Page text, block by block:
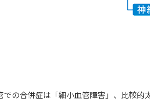
の合併症は「細小血管障害」、比較